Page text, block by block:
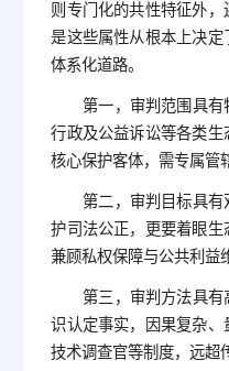
则专门化的共性特征外
是这些属性从根本上决定
体系化道路。
第一，审判范围具有
行政及公益诉讼等各类
核心保护客体，需专属管
第二，审判目标具
护司法公正，更要着眼生
兼顾私权保障与公共利益
第三，审判方法具
识认定事实，因果复杂、
技术调查官等制度，远超